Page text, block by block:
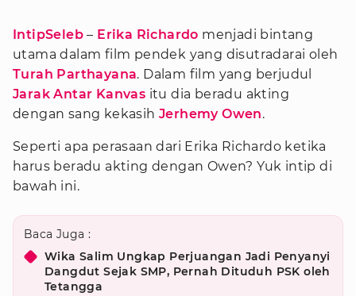
IntipSeleb – Erika Richardo menjadi bintang
utama dalam film pendek yang disutradarai oleh
Turah Parthayana. Dalam film yang berjudul
Jarak Antar Kanvas itu dia beradu akting
dengan sang kekasih Jerhemy Owen.
Seperti apa perasaan dari Erika Richardo ketika
harus beradu akting dengan Owen? Yuk intip di
bawah ini.
Baca Juga :
Wika Salim Ungkap Perjuangan Jadi Penyanyi
Dangdut Sejak SMP, Pernah Dituduh PSK oleh
Tetangga